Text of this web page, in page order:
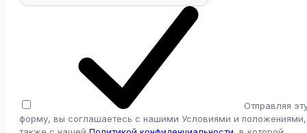
Отправляя
форму, вы соглашаетесь с нашими Условиями и